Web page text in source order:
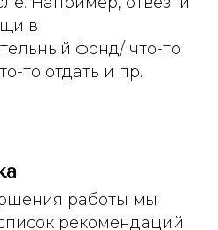
в
фонд/ что-то
то отдать и пр.
работы мы
рекомендаций